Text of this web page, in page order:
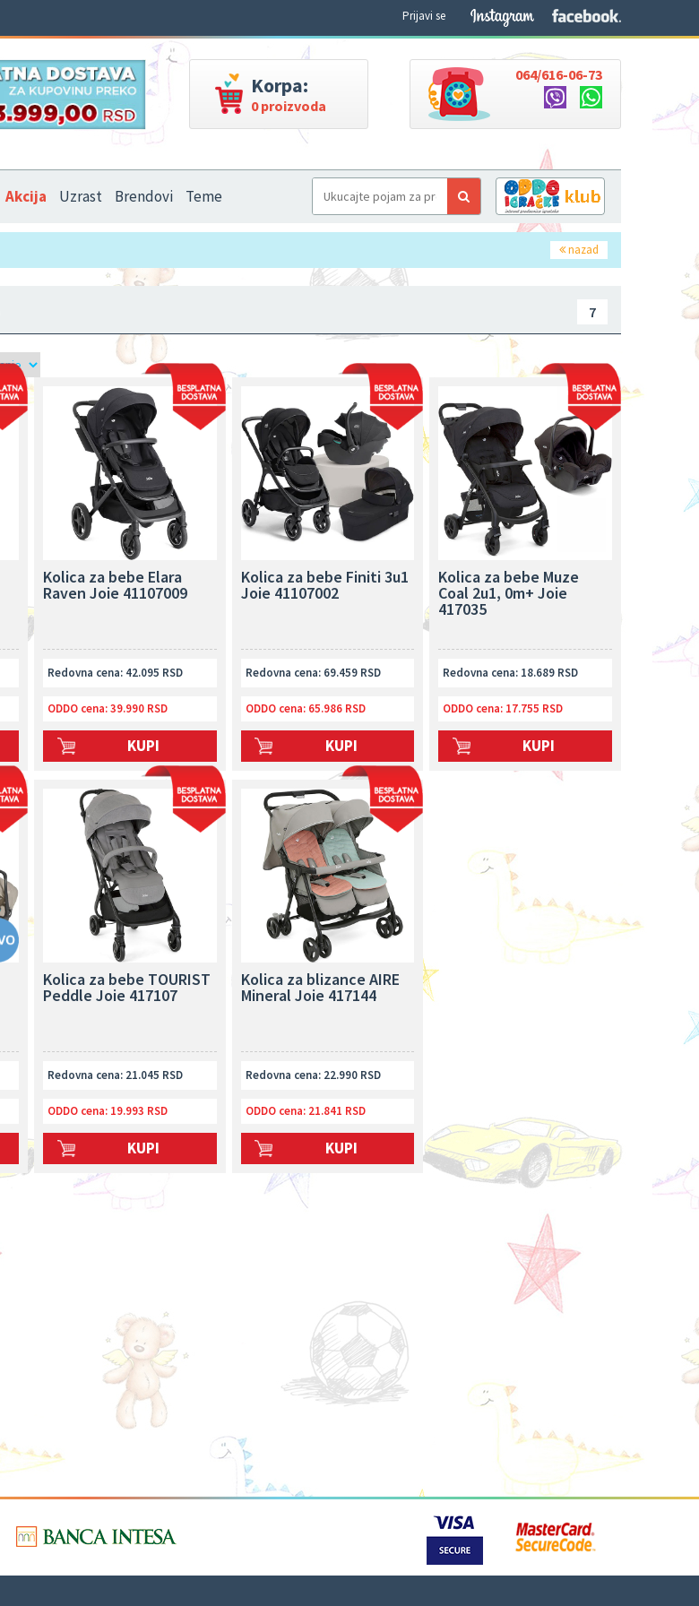
Prijavi se
Korpa:
0 proizvoda
064/616-06-73
Akcija Uzrast Brendovi Teme
nazad
7
Kolica za bebe Elara
Raven Joie 41107009
Redovna cena: 42.095 RSD
ODDO cena:39.990 RSD
KUPI
Kolica za bebe Finiti 3u1
Joie 41107002
Redovna cena: 69.459 RSD
ODDO cena:65.986 RSD
KUPI
Kolica za bebe Muze
Coal 2u1, 0m+ Joie
417035
Redovna cena: 18.689 RSD
ODDO cena: 17.755 RSD
KUPI
Kolica za bebe TOURIST
Peddle Joie 417107
Redovna cena: 21.045 RSD
ODDO cena: 19.993 RSD
KUPI
Kolica za blizance AIRE
Mineral Joie 417144
Redovna cena: 22.990 RSD
ODDO cena:21.841 RSD
KUPI